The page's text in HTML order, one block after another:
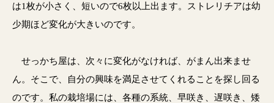
は1枚が小さく、短いので6枚以上出ます。ストレリチアは幼
少期ほど変化が大きいのです。
せっかち屋は、次々に変化がなければ、がまん出来ませ
ん。そこで、自分の興味を満足させてくれることを探し回る
のです。私の栽培場には、各種の系統、早咲き、遅咲き、矮